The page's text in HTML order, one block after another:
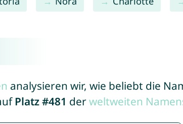
analysieren wir, wie beliebt die
Platz #481 derweltweiten